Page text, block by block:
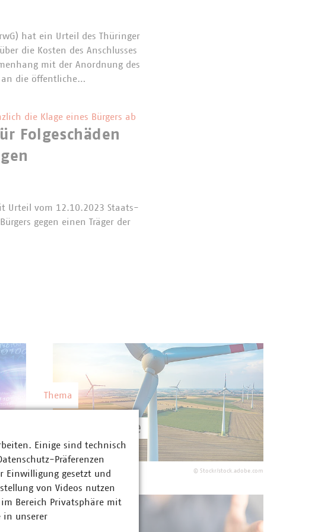
hat ein Urteil des Thüringer
die Kosten des Anschlusses
mit der Anordnung des
an die öffentliche…
die Klage eines Bürgers ab
Folgeschäden
Urteil vom 12.10.2023 Staats-
gegen einen Träger der
Thema
Energiewende
Stadtwerke in Deutschland setzen die
Energiewende vor Ort um. Sie sind die
wichtigsten Akteure für deren Gelingen.
© Stockr/stock.adobe.com
Einige sind technisch
Präferenzen
Einwilligung gesetzt und
von Videos nutzen
Bereich Privatsphäre mit
in unserer